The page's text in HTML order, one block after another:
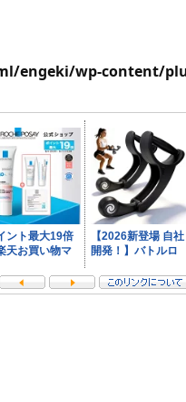
engeki/wp-content/